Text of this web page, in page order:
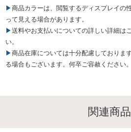
▶商品カラーは、閲覧するディスプレイの性質により、実際の色と異な
って見える場合があります。
▶送料やお支払いについての詳しい詳細はご利用ガイドをご覧くださ
い。
▶商品在庫については十分配慮しておりますが、やむを得ず品切れとな
る場合もございます。何卒ご容赦ください。
関連商品